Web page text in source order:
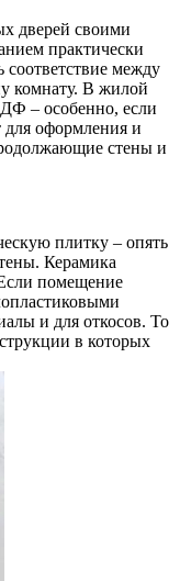
дверей своими
практически
между
комнату. В жилой
– особенно, если
для оформления и
стены и
плитку – опять
Керамика
помещение
и для откосов. То
в которых